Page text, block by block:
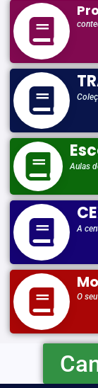
Aulas
A
O